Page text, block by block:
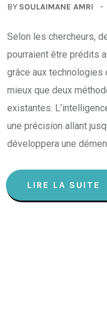
BY SOULAIMANE AMRI
Selon les chercheurs,
pourraient être prédits
grâce aux technologies
mieux que deux
existantes.
une précision allant
développera une
LIRE LA SUITE